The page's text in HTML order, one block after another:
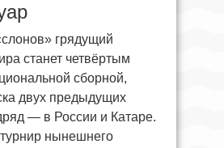
грядущий
станет четвёртым
сборной,
двух предыдущих
— в России и Катаре.
нынешнего